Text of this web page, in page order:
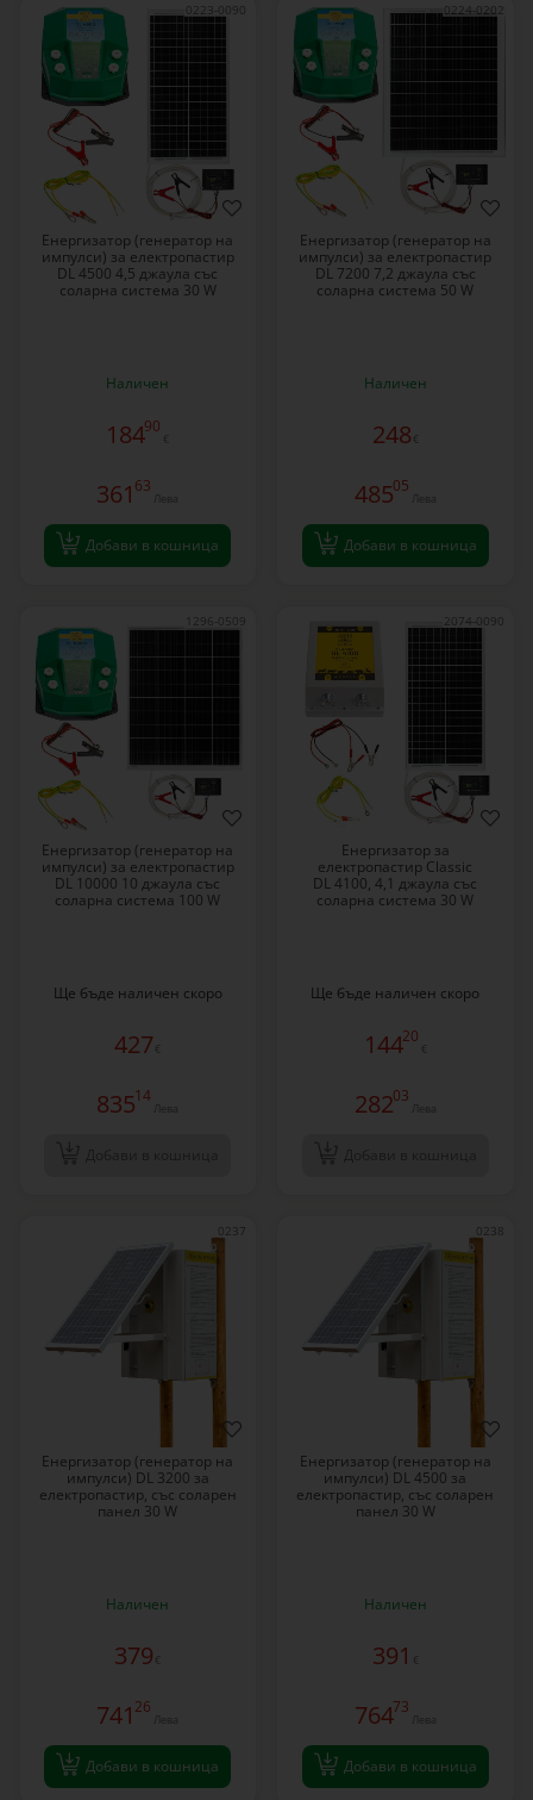
0223-0090
Енергизатор (генератор на
импулси) за електропастир
DL 4500 4,5 джаула със
соларна система 30 W
Наличен
18490
€
36163
Лева
Добави в кошница
0224-0202
Енергизатор (генератор на
импулси) за електропастир
DL 7200 7,2 джаула със
соларна система 50 W
Наличен
248 €
48505
Лева
Добави в кошница
1296-0509
Енергизатор (генератор на
импулси) за електропастир
DL 10000 10 джаула със
соларна система 100 W
Ще бъде наличен скоро
427 €
83514
Лева
2074-0090
Енергизатор за
електропастир Classic
DL 4100, 4,1 джаула със
соларна система 30 W
Ще бъде наличен скоро
14420
€
28203
Лева
0237
Eнергизатор (генератор на
импулси) DL 3200 за
електропастир, със соларен
панел 30 W
Наличен
379 €
74126
Лева
Добави в кошница
0238
Eнергизатор (генератор на
импулси) DL 4500 за
електропастир, със соларен
панел 30 W
Наличен
391 €
76473
Лева
Добави в кошница